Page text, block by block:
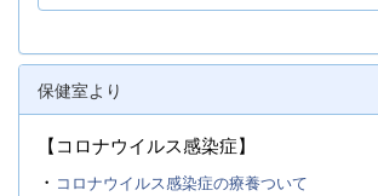
保健室より
【コロナウイルス感染症】
・ コロナウイルス感染症の療養ついて